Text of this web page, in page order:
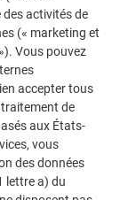
pliante)
en poche)
(cours
50 % des frais
activités de
(« marketing et
Vous pouvez
accepter tous
traitement de
aux États-
vous
des données
lettre a) du